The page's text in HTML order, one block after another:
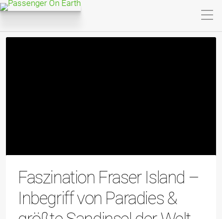
Faszination Fraser Island –
Inbegriff von Paradies &